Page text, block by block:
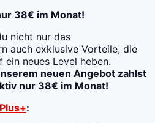
38€ im Monat!
nicht nur das
auch exklusive Vorteile, die
neues Level heben.
neuen Angebot zahlst
nur 38€ im Monat!
: